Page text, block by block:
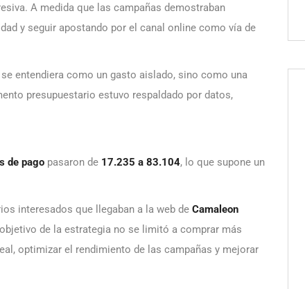
A medida que las campañas demostraban
y seguir apostando por el canal online como vía de
entendiera como un gasto aislado, sino como una
presupuestario estuvo respaldado por datos,
de pago pasaron de 17.235 a 83.104, lo que supone un
interesados que llegaban a la web de Camaleon
de la estrategia no se limitó a comprar más
optimizar el rendimiento de las campañas y mejorar